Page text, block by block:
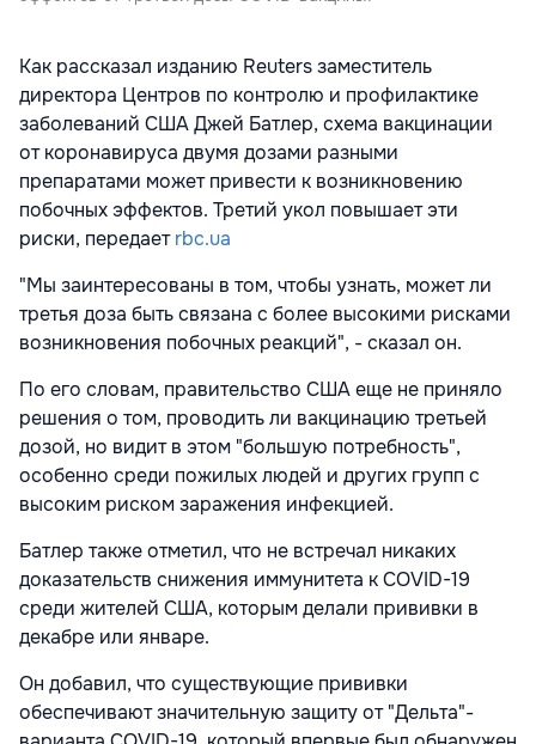
Как рассказал изданию Reuters заместитель
директора Центров по контролю и профилактике
заболеваний США Джей Батлер, схема вакцинации
от коронавируса двумя дозами разными
препаратами может привести к возникновению
побочных эффектов. Третий укол повышает эти
риски, передаетrbc.ua
"Мы заинтересованы в том, чтобы узнать, может ли
третья доза быть связана с более высокими рисками
возникновения побочных реакций", - сказал он.
По его словам, правительство США еще не приняло
решения о том, проводить ли вакцинацию третьей
дозой, но видит в этом "большую потребность",
особенно среди пожилых людей и других групп с
высоким риском заражения инфекцией.
Батлер также отметил, что не встречал никаких
доказательств снижения иммунитета к COVID-19
среди жителей США, которым делали прививки в
декабре или январе.
Он добавил, что существующие прививки
обеспечивают значительную защиту от "Дельта"-